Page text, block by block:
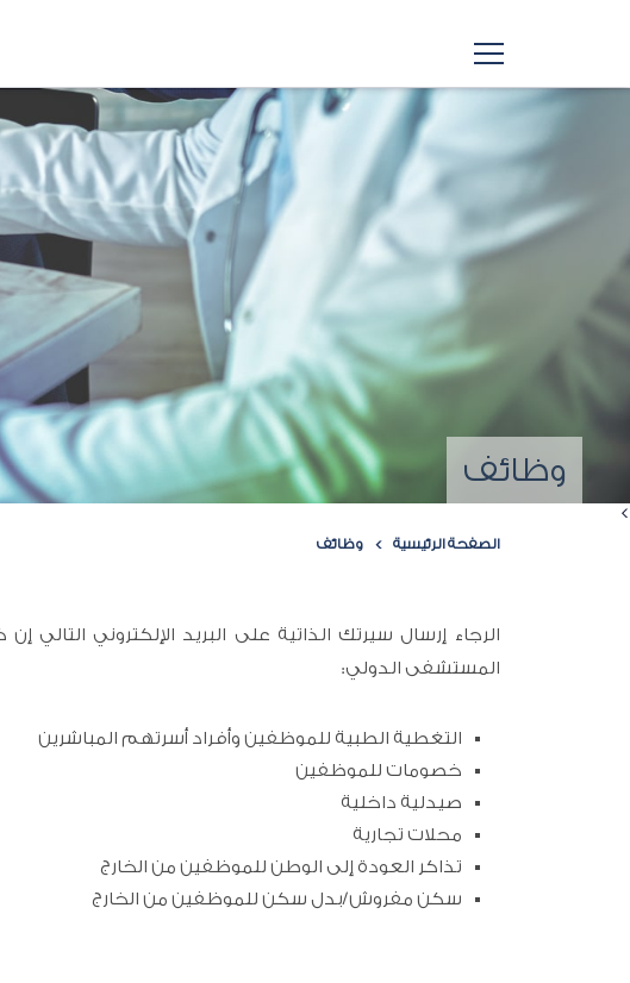
وظائف
>
الصفحة الرئيسية وظائف
الرجاء إرسال سيرتك الذاتية على البريد الإلكتروني
المستشفى الدولي:
التغطية الطبية للموظفين وأفراد أسرتهم المباشرين
خصومات للموظفين
صيدلية داخلية
محلات تجارية
تذاكر العودة إلى الوطن للموظفين من الخارج
سكن مفروش/بدل سكن للموظفين من الخارج